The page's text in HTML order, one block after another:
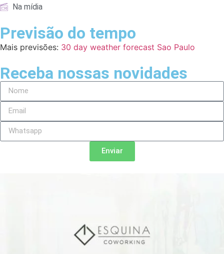
Na mídia
Previsão do tempo
Mais previsões: 30 day weather forecast Sao Paulo
Receba nossas novidades
Enviar